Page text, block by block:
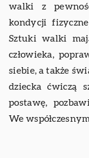
walki z
kondycji
Sztuki walki
człowieka,
siebie, a także
dziecka ćwiczą
postawę,
We